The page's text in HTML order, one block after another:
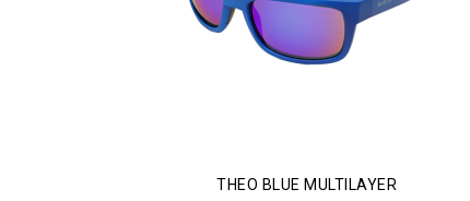
THEO BLUE MULTILAYER